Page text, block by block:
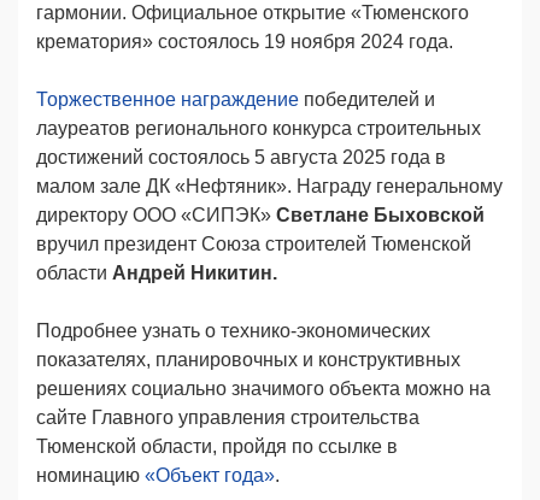
гармонии. Официальное открытие «Тюменского
крематория» состоялось 19 ноября 2024 года.
Торжественное награждение победителей и
лауреатов регионального конкурса строительных
достижений состоялось 5 августа 2025 года в
малом зале ДК «Нефтяник». Награду генеральному
директору ООО «СИПЭК» Светлане Быховской
вручил президент Союза строителей Тюменской
области Андрей Никитин.
Подробнее узнать о технико-экономических
показателях, планировочных и конструктивных
решениях социально значимого объекта можно на
сайте Главного управления строительства
Тюменской области, пройдя по ссылке в
номинацию «Объект года».